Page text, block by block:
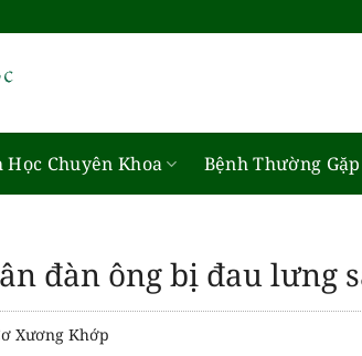
Học Chuyên Khoa Bệnh Thường Gặp
đàn ông bị đau lưng
Xương Khớp